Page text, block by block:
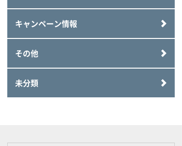
キャンペーン情報
その他
未分類